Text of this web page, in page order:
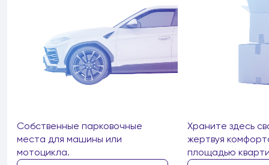
Собственные парковочные
места для машины или
мотоцикла.
Храните здесь
жертвуя
площадью